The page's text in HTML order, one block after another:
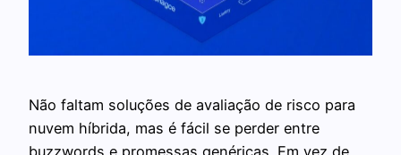
Não faltam soluções de avaliação de risco para
nuvem híbrida, mas é fácil se perder entre